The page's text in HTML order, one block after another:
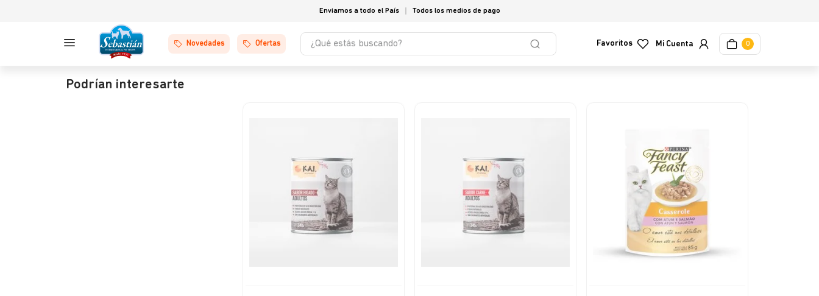
Enviamos a todo el País Todos los medios de pago
Novedades Ofertas
¿Qué estás buscando?
Favoritos 0
Podrían interesarte